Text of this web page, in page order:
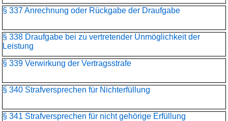
§ 337 Anrechnung oder Rückgabe der Draufgabe
§ 338 Draufgabe bei zu vertretender Unmöglichkeit der
Leistung
§ 339 Verwirkung der Vertragsstrafe
§ 340 Strafversprechen für Nichterfüllung
§ 341 Strafversprechen für nicht gehörige Erfüllung